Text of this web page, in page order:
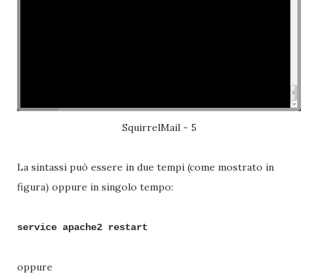
SquirrelMail - 5
La sintassi può essere in due tempi (come mostrato in
figura) oppure in singolo tempo:
service apache2 restart
oppure